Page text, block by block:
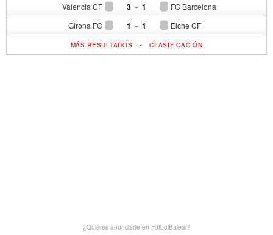
Valencia CF 3 - FC Barcelona
1
Girona FC 1 - Elche CF
1
MÁS RESULTADOS -CLASIFICACIÓN
¿Quieres anunciarte en FutbolBalear?